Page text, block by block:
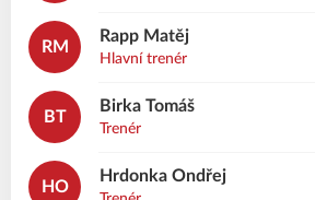
RM
Matěj
Rapp
Hlavní trenér
BT
Tomáš
Birka
Trenér
HO
Ondřej
Hrdonka